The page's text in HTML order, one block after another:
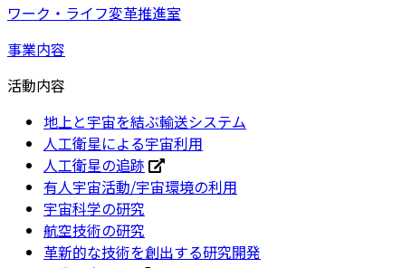
ワーク・ライフ変革推進室
事業内容
活動内容
地上と宇宙を結ぶ輸送システム
人工衛星による宇宙利用
人工衛星の追跡
有人宇宙活動/宇宙環境の利用
宇宙科学の研究
航空技術の研究
革新的な技術を創出する研究開発